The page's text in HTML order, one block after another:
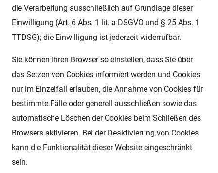
die Verarbeitung ausschließlich auf Grundlage dieser
Einwilligung (Art. 6 Abs. 1 lit. a DSGVO und § 25 Abs. 1
TTDSG); die Einwilligung ist jederzeit widerrufbar.
Sie können Ihren Browser so einstellen, dass Sie über
das Setzen von Cookies informiert werden und Cookies
nur im Einzelfall erlauben, die Annahme von Cookies für
bestimmte Fälle oder generell ausschließen sowie das
automatische Löschen der Cookies beim Schließen des
Browsers aktivieren. Bei der Deaktivierung von Cookies
kann die Funktionalität dieser Website eingeschränkt
sein.